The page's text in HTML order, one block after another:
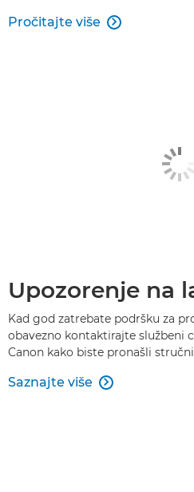
Pročitajte više 
Upozorenje na
Kad god zatrebate podršku za
obavezno kontaktirajte službeni
Canon kako biste pronašli
Saznajte više 